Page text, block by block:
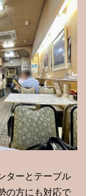
ターとテーブル
の方にも対応で